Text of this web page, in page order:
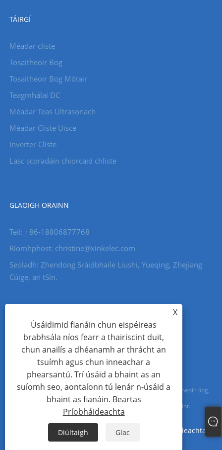
TÁIRGÍ
Méadar cliste
Tosaitheoir Bog
Tosaitheoir Bog Mótair
Teagmhálaí DC
Méadar Teas Ultrasonach
Méadar Cliste Uisce
Inverter Cliste
Lasc scoradáin chiorcaid chliste
GLAOIGH ORAINN
Teil: +86-18806877768
Ríomhphost: christine@xinkelec.com
Seoladh: Zhendong Sráidbhaile Liushi, Yueqing, Zhejiang
Cúige, an tSín.
Cóipcheart © 2023 Wenzhou Xinkong Imp&exp Co.,Ltd. - Tosaitheoir Bog,
Méadar Uisce, Méadar Uisce Ultrasonach - Gach ceart ar cosaint.
Sitemap RSS Beartas Príobháideachta
X
Úsáidimid fianáin chun eispéireas
brabhsála níos fearr a thairiscint duit,
chun anailís a dhéanamh ar thrácht an
tsuímh agus chun inneachar a
phearsantú. Trí úsáid a bhaint as an
suíomh seo, aontaíonn tú lenár n-úsáid a
bhaint as fianáin. Beartas
Príobháideachta
Diúltaigh Glac